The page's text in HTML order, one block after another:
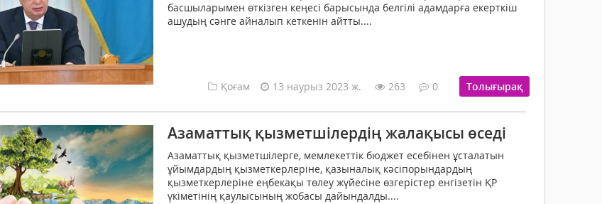
басшыларымен өткізген кеңесі барысында белгілі адамдарға екерткіш
ашудың сәнге айналып кеткенін айтты....
Қоғам 13 наурыз 2023 ж. 263 0 Толығырақ
Азаматтық қызметшілердің жалақысы өседі
Азаматтық қызметшілерге, мемлекеттік бюджет есебінен ұсталатын
ұйымдардың қызметкерлеріне, қазыналық кәсіпорындардың
қызметкерлеріне еңбекақы төлеу жүйесіне өзгерістер енгізетін ҚР
үкіметінің қаулысының жобасы дайындалды....